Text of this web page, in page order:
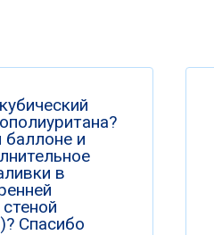
баллоне и
в
Спасибо